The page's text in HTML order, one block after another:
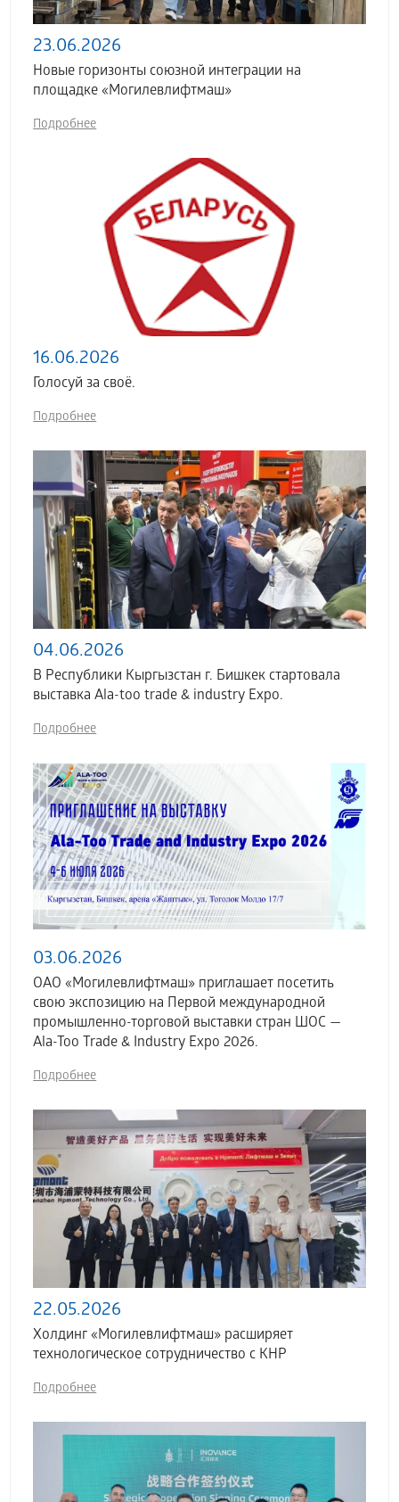
23.06.2026
Новые горизонты союзной интеграции на
площадке «Могилевлифтмаш»
Подробнее
16.06.2026
Голосуй за своё.
Подробнее
04.06.2026
В Республики Кыргызстан г. Бишкек стартовала
выставка Аla-too trade & industry Expo.
Подробнее
03.06.2026
ОАО «Могилевлифтмаш» приглашает посетить
свою экспозицию на Первой международной
промышленно-торговой выставки стран ШОС —
Ala-Too Trade & Industry Expo 2026.
Подробнее
22.05.2026
Холдинг «Могилевлифтмаш» расширяет
технологическое сотрудничество с КНР
Подробнее